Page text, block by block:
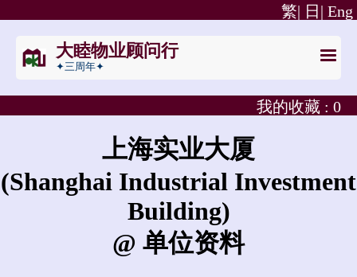
Eng
日|
繁|
大睦物业顾问行
✦三周年✦
我的收藏 : 0
上海实业大厦
(Shanghai Industrial Investment
Building)
@ 单位资料